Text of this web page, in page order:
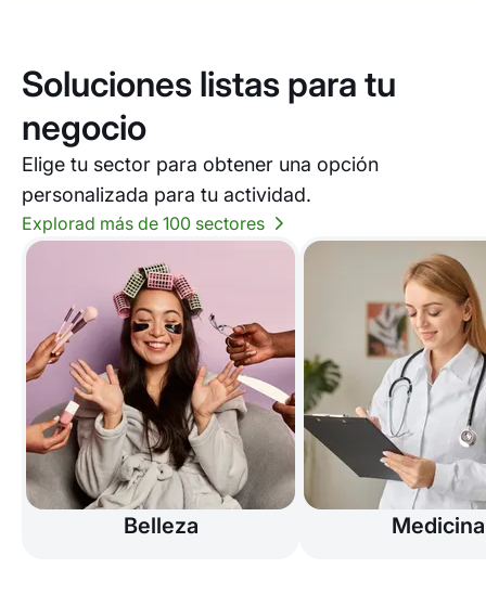
Soluciones listas para tu
negocio
Elige tu sector para obtener una opción
personalizada para tu actividad.
Explorad más de 100 sectores
Belleza Medicina